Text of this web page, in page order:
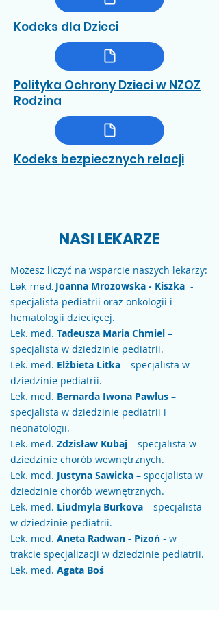
Kodeks dla Dzieci
Polityka Ochrony Dzieci w NZOZ
Rodzina
Kodeks bezpiecznych relacji
NASI LEKARZE
Możesz liczyć na wsparcie naszych lekarzy:
Lek. med. Joanna Mrozowska - Kiszka -
specjalista pediatrii oraz onkologii i
hematologii dziecięcej.
Lek. med. Tadeusza Maria Chmiel –
specjalista w dziedzinie pediatrii.
Lek. med. Elżbieta Litka – specjalista w
dziedzinie pediatrii.
Lek. med. Bernarda Iwona Pawlus –
specjalista w dziedzinie pediatrii i
neonatologii.
Lek. med. Zdzisław Kubaj – specjalista w
dziedzinie chorób wewnętrznych.
Lek. med. Justyna Sawicka – specjalista w
dziedzinie chorób wewnętrznych.
Lek. med. Liudmyla Burkova – specjalista
w dziedzinie pediatrii.
Lek. med. Aneta Radwan - Pizoń - w
trakcie specjalizacji w dziedzinie pediatrii.
Lek. med. Agata Boś